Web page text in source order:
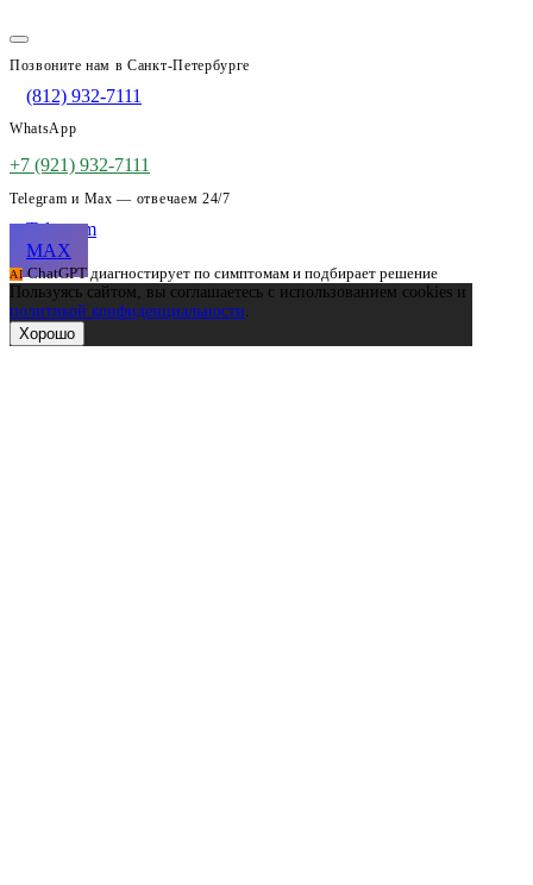
Позвоните нам в Санкт-Петербурге
(812) 932-7111
WhatsApp
+7 (921) 932-7111
Telegram и Max — отвечаем 24/7
Telegram
MAX
AI ChatGPT диагностирует по симптомам и подбирает решение
Пользуясь сайтом, вы соглашаетесь с использованием cookies и
политикой конфиденциальности.
Хорошо